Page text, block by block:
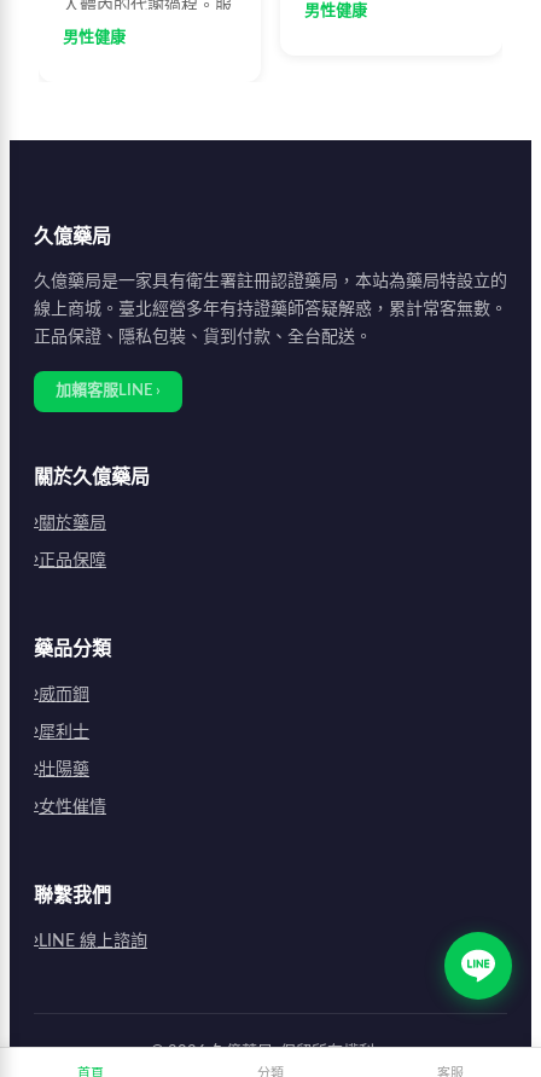
人體內的代謝過程。服
藥後30分鐘至1小時可
免油膩飲食與酒精，配
建議從50mg起始服
用。
男性健康
副作用。醫師建議服藥
男性健康
久億藥局
久億藥局是一家具有衛生署註冊認證藥局，本站為藥局特設立的
線上商城。臺北經營多年有持證藥師答疑解惑，累計常客無數。
正品保證、隱私包裝、貨到付款、全台配送。
加賴客服LINE ›
關於久億藥局
關於藥局
正品保障
藥品分類
威而鋼
犀利士
壯陽藥
女性催情
聯繫我們
LINE 線上諮詢
©2026 久億藥局. 保留所有權利。
首頁 分類 客服